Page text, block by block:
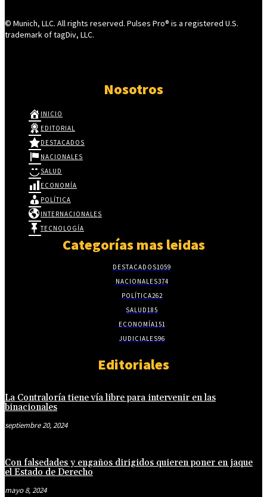
© Munich, LLC. All rights reserved. Pulses Pro® is a registered U.S.
trademark of tagDiv, LLC.
Nosotros
INICIO
EDITORIAL
DESTACADOS
NACIONALES
SALUD
ECONOMÍA
POLÍTICA
INTERNACIONALES
TECNOLOGÍA
Categorías mas leidas
DESTACADOS1059
NACIONALES374
POLÍTICA262
SALUD185
ECONOMÍA151
JUDICIALES96
Editoriales
La Contraloría tiene vía libre para intervenir en las
binacionales
septiembre 20, 2024
Con falsedades y engaños dirigidos quieren poner en jaque
el Estado de Derecho
mayo 8, 2024